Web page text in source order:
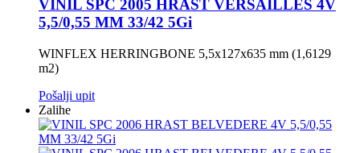
VINIL SPC 2005 HRAST VERSAILLES 4V
5,5/0,55 MM 33/42 5Gi
WINFLEX HERRINGBONE 5,5x127x635 mm (1,6129
m2)
Pošalji upit
Zalihe